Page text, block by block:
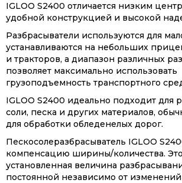
IGLOO S2400 отличается низким
удобной конструкцией и высокой
Разбрасыватели используются для
устанавливаются на небольших
и тракторов, а диапазон различных
позволяет максимально использовать
грузоподъемность транспортного
IGLOO S2400 идеально подходит для
соли, песка и других материалов,
для обработки обледенелых дорог.
Пескосолеразбрасыватель IGLOO
компенсацию ширины/количества. Это
установленная величина
постоянной независимо от